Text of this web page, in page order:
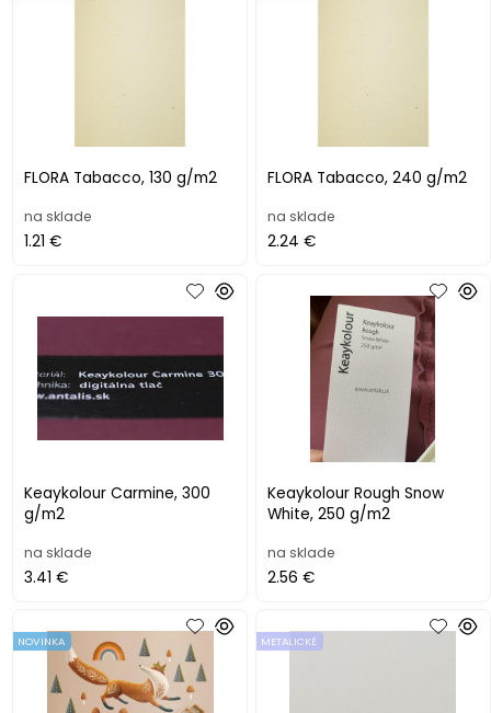
FLORA Tabacco, 130 g/m2
na sklade
1.21 €
FLORA Tabacco, 240 g/m2
na sklade
2.24 €
Keaykolour Carmine, 300
g/m2
na sklade
3.41 €
Keaykolour Rough Snow
White, 250 g/m2
na sklade
2.56 €
NOVINKA METALICKÉ